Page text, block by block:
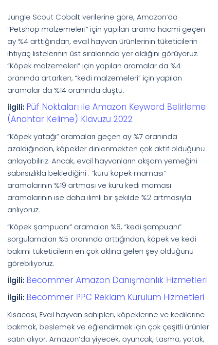
Jungle Scout Cobalt verilerine göre, Amazon’da
”Petshop malzemeleri” için yapılan arama hacmi geçen
ay %4 arttığından, evcil hayvan ürünlerinin tüketicilerin
ihtiyaç listelerinin üst sıralarında yer aldığını görüyoruz.
“Köpek malzemeleri” için yapılan aramalar da %4
oranında artarken, “kedi malzemeleri” için yapılan
aramalar da %14 oranında düştü.
ilgili: Püf Noktaları ile Amazon Keyword Belirleme
(Anahtar Kelime) Klavuzu 2022
“Köpek yatağı” aramaları geçen ay %7 oranında
azaldığından, köpekler dinlenmekten çok aktif olduğunu
anlayabiliriz. Ancak, evcil hayvanların akşam yemeğini
sabırsızlıkla beklediğini : “kuru köpek maması”
aramalarının %19 artması ve kuru kedi maması
aramalarının ise daha ılımlı bir şekilde %2 artmasıyla
anlıyoruz.
“Köpek şampuanı” aramaları %6, “kedi şampuanı”
sorgulamaları %5 oranında arttığından, köpek ve kedi
bakımı tüketicilerin en çok aklına gelen şey olduğunu
görebiliyoruz.
İlgili: Becommer Amazon Danışmanlık Hizmetleri
İlgili: Becommer PPC Reklam Kurulum Hizmetleri
Kısacası, Evcil hayvan sahipleri, köpeklerine ve kedilerine
bakmak, beslemek ve eğlendirmek için çok çeşitli ürünler
satın alıyor. Amazon’da yiyecek, oyuncak, tasma, yatak,